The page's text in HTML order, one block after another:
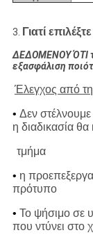
3. Γιατί
ΔΕΔΟΜΕΝΟΥ ΌΤΙ
εξασφάλιση
Έλεγχος από
• Δεν
η διαδικασία
τμήμα
• η
πρότυπο
• Το ψήσιμο σε
που ντύνει στο